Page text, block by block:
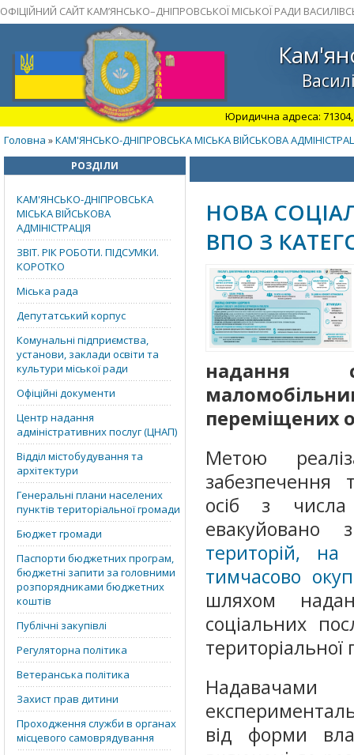
ОФІЦІЙНИЙ САЙТ КАМ’ЯНСЬКО–ДНІПРОВСЬКОЇ МІСЬКОЇ РАДИ
Юридична адреса: 71304,
Головна »КАМ'ЯНСЬКО-ДНІПРОВСЬКА МІСЬКА ВІЙСЬКОВА
РОЗДІЛИ
КАМ'ЯНСЬКО-ДНІПРОВСЬКА
МІСЬКА ВІЙСЬКОВА
АДМІНІСТРАЦІЯ
ЗВІТ. РІК РОБОТИ. ПІДСУМКИ.
КОРОТКО
Міська рада
Депутатський корпус
Комунальні підприємства,
установи, заклади освіти та
культури міської ради
Офіційні документи
Центр надання
адміністративних послуг (ЦНАП)
Відділ містобудування та
архітектури
Генеральні плани населених
пунктів територіальної громади
Бюджет громади
Паспорти бюджетних програм,
бюджетні запити за головними
розпорядниками бюджетних
коштів
Публічні закупівлі
Регуляторна політика
Ветеранська політика
Захист прав дитини
Проходження служби в органах
місцевого самоврядування
НОВА
ВПО З
надання
переміщених
Метою
забезпечення
осіб з числа
територій, на
тимчасово
шляхом
соціальних
від форми